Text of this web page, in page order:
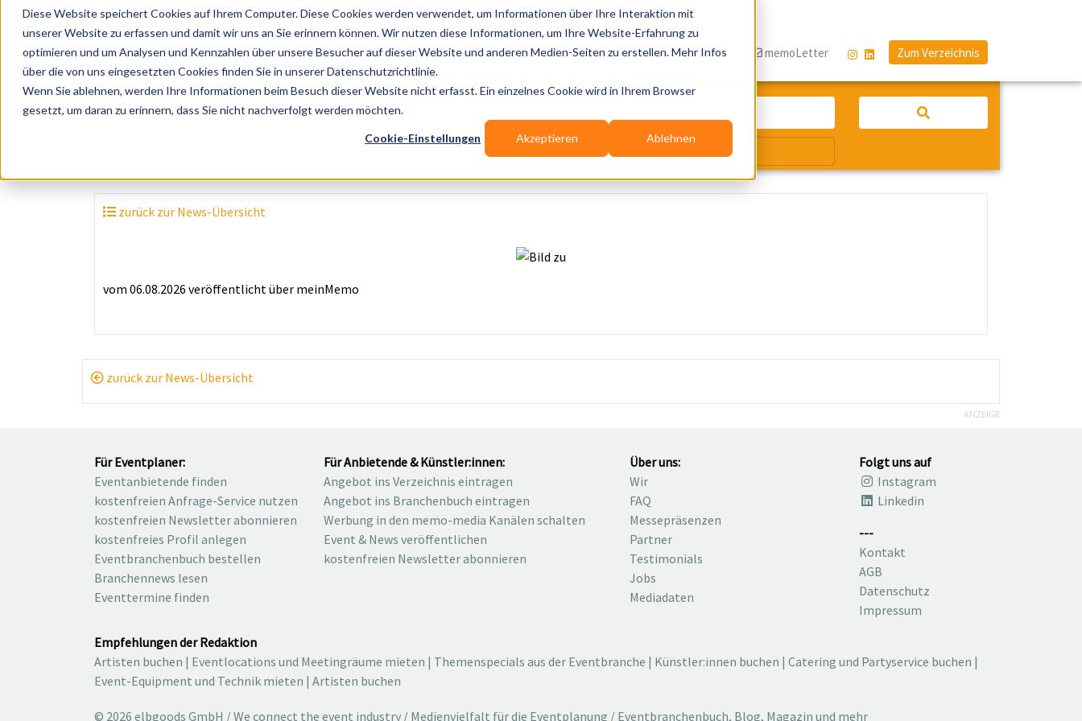
Diese Website speichert Cookies auf Ihrem Computer. Diese Cookies werden verwendet, um Informationen über Ihre Interaktion mit
unserer Website zu erfassen und damit wir uns an Sie erinnern können. Wir nutzen diese Informationen, um Ihre Website-Erfahrung zu
optimieren und um Analysen und Kennzahlen über unsere Besucher auf dieser Website und anderen Medien-Seiten zu erstellen. Mehr Infos
über die von uns eingesetzten Cookies finden Sie in unserer Datenschutzrichtlinie.
Wenn Sie ablehnen, werden Ihre Informationen beim Besuch dieser Website nicht erfasst. Ein einzelnes Cookie wird in Ihrem Browser
gesetzt, um daran zu erinnern, dass Sie nicht nachverfolgt werden möchten.
Cookie-Einstellungen Akzeptieren Ablehnen
zurück zur News-Übersicht
vom 06.08.2026 veröffentlicht über meinMemo
zurück zur News-Übersicht
Publikationen Branchen-Infos Services Blog memoLetter Zum Verzeichnis
Künstler, Zelte, Bands, Catering, ...
Wir suchen für Dich
ANZEIGE
Für Eventplaner:
Eventanbietende finden
kostenfreien Anfrage-Service nutzen
kostenfreien Newsletter abonnieren
kostenfreies Profil anlegen
Eventbranchenbuch bestellen
Branchennews lesen
Eventtermine finden
Für Anbietende & Künstler:innen:
Angebot ins Verzeichnis eintragen
Angebot ins Branchenbuch eintragen
Werbung in den memo-media Kanälen schalten
Event & News veröffentlichen
kostenfreien Newsletter abonnieren
Über uns:
Wir
FAQ
Messepräsenzen
Partner
Testimonials
Jobs
Mediadaten
Folgt uns auf
Instagram
Linkedin
---
Kontakt
AGB
Datenschutz
Impressum
Empfehlungen der Redaktion
Artisten buchen | Eventlocations und Meetingräume mieten | Themenspecials aus der Eventbranche | Künstler:innen buchen | Catering und Partyservice buchen |
Event-Equipment und Technik mieten | Artisten buchen
© 2026 elbgoods GmbH / We connect the event industry / Medienvielfalt für die Eventplanung / Eventbranchenbuch, Blog, Magazin und mehr